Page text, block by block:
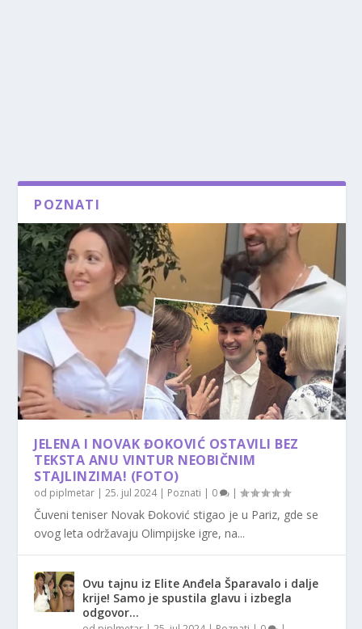
POZNATI
JELENA I NOVAK ĐOKOVIĆ OSTAVILI BEZ
TEKSTA ANU VINTUR NEOBIČNIM
STAJLINZIMA! (FOTO)
od piplmetar |25. jul 2024| Poznati | 0 |
Čuveni teniser Novak Đoković stigao je u Pariz, gde se
ovog leta održavaju Olimpijske igre, na...
Ovu tajnu iz Elite Anđela Šparavalo i dalje
krije! Samo je spustila glavu i izbegla
odgovor…